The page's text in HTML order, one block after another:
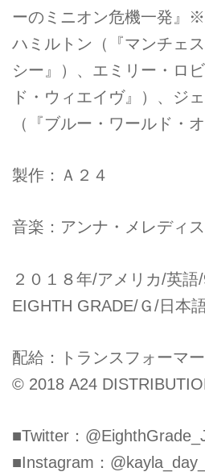
ーのミニオン危機⼀発』※
ハミルトン（『マンチェ
シー』）、エミリー・ロ
ド・ウィエイヴ』）、ジ
（『ブルー・ワールド・
製作：Ａ２４
⾳楽：アンナ・メレディス
２０１８年/アメリカ/英語/
EIGHTH GRADE/Ｇ/⽇本
配給：トランスフォーマー
© 2018 A24
■Twitter：
■Instagram：